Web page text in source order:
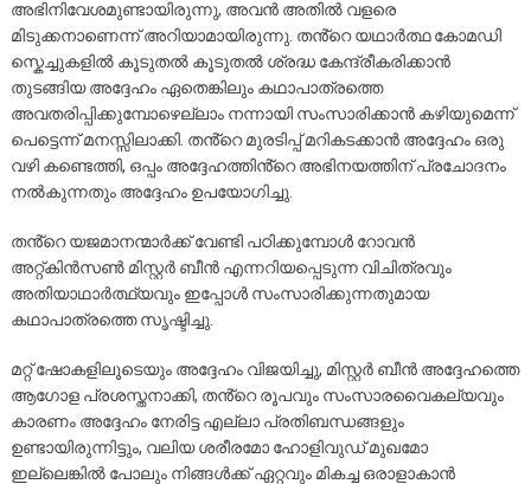
അഭിനിവേശമുണ്ടായിരുന്നു, അവൻ അതിൽ വളരെ
മിടുക്കനാണെന്ന് അറിയാമായിരുന്നു. തൻ്റെ യഥാർത്ഥ കോമഡി
സ്കെച്ചുകളിൽ കൂടുതൽ കൂടുതൽ ശ്രദ്ധ കേന്ദ്രീകരിക്കാൻ
തുടങ്ങിയ അദ്ദേഹം ഏതെങ്കിലും കഥാപാത്രത്തെ
അവതരിപ്പിക്കുമ്പോഴെല്ലാം നന്നായി സംസാരിക്കാൻ കഴിയുമെന്ന്
പെട്ടെന്ന് മനസ്സിലാക്കി. തൻ്റെ മുരടിപ്പ് മറികടക്കാൻ അദ്ദേഹം ഒരു
വഴി കണ്ടെത്തി, ഒപ്പം അദ്ദേഹത്തിൻ്റെ അഭിനയത്തിന് പ്രചോദനം
നൽകുന്നതും അദ്ദേഹം ഉപയോഗിച്ചു.
തൻ്റെ യജമാനന്മാർക്ക് വേണ്ടി പഠിക്കുമ്പോൾ റോവൻ
അറ്റ്കിൻസൺ മിസ്റ്റർ ബീൻ എന്നറിയപ്പെടുന്ന വിചിത്രവും
അതിയാഥാർത്ഥ്യവും ഇപ്പോൾ സംസാരിക്കുന്നതുമായ
കഥാപാത്രത്തെ സൃഷ്ടിച്ചു.
മറ്റ് ഷോകളിലൂടെയും അദ്ദേഹം വിജയിച്ചു, മിസ്റ്റർ ബീൻ അദ്ദേഹത്തെ
ആഗോള പ്രശസ്തനാക്കി, തൻ്റെ രൂപവും സംസാരവൈകല്യവും
കാരണം അദ്ദേഹം നേരിട്ട എല്ലാ പ്രതിബന്ധങ്ങളും
ഉണ്ടായിരുന്നിട്ടും, വലിയ ശരീരമോ ഹോളിവുഡ് മുഖമോ
ഇല്ലെങ്കിൽ പോലും നിങ്ങൾക്ക് ഏറ്റവും മികച്ച ഒരാളാകാൻ